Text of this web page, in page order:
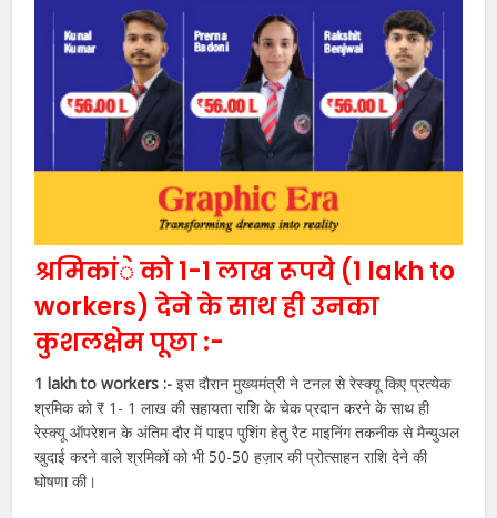
श्रमिकांे को 1-1 लाख रूपये (1 lakh to
workers) देने के साथ ही उनका
कुशलक्षेम पूछा :-
1 lakh to workers :-इस दौरान मुख्यमंत्री ने टनल से रेस्क्यू किए प्रत्येक
श्रमिक को ₹ 1- 1 लाख की सहायता राशि के चेक प्रदान करने के साथ ही
रेस्क्यू ऑपरेशन के अंतिम दौर में पाइप पुशिंग हेतु रैट माइनिंग तकनीक से मैन्युअल
खुदाई करने वाले श्रमिकों को भी 50-50 हज़ार की प्रोत्साहन राशि देने की
घोषणा की।